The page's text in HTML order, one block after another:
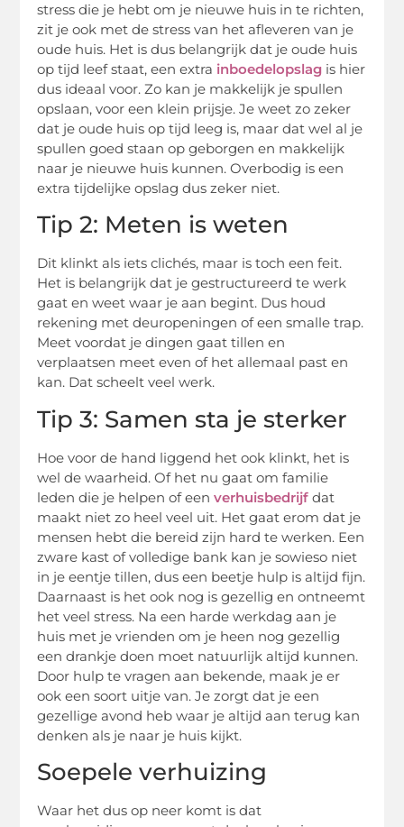
stress die je hebt om je nieuwe huis in te richten,
zit je ook met de stress van het afleveren van je
oude huis. Het is dus belangrijk dat je oude huis
op tijd leef staat, een extra inboedelopslag is hier
dus ideaal voor. Zo kan je makkelijk je spullen
opslaan, voor een klein prijsje. Je weet zo zeker
dat je oude huis op tijd leeg is, maar dat wel al je
spullen goed staan op geborgen en makkelijk
naar je nieuwe huis kunnen. Overbodig is een
extra tijdelijke opslag dus zeker niet.
Tip 2: Meten is weten
Dit klinkt als iets clichés, maar is toch een feit.
Het is belangrijk dat je gestructureerd te werk
gaat en weet waar je aan begint. Dus houd
rekening met deuropeningen of een smalle trap.
Meet voordat je dingen gaat tillen en
verplaatsen meet even of het allemaal past en
kan. Dat scheelt veel werk.
Tip 3: Samen sta je sterker
Hoe voor de hand liggend het ook klinkt, het is
wel de waarheid. Of het nu gaat om familie
leden die je helpen of eenverhuisbedrijf dat
maakt niet zo heel veel uit. Het gaat erom dat je
mensen hebt die bereid zijn hard te werken. Een
zware kast of volledige bank kan je sowieso niet
in je eentje tillen, dus een beetje hulp is altijd fijn.
Daarnaast is het ook nog is gezellig en ontneemt
het veel stress. Na een harde werkdag aan je
huis met je vrienden om je heen nog gezellig
een drankje doen moet natuurlijk altijd kunnen.
Door hulp te vragen aan bekende, maak je er
ook een soort uitje van. Je zorgt dat je een
gezellige avond heb waar je altijd aan terug kan
denken als je naar je huis kijkt.
Soepele verhuizing
Waar het dus op neer komt is dat